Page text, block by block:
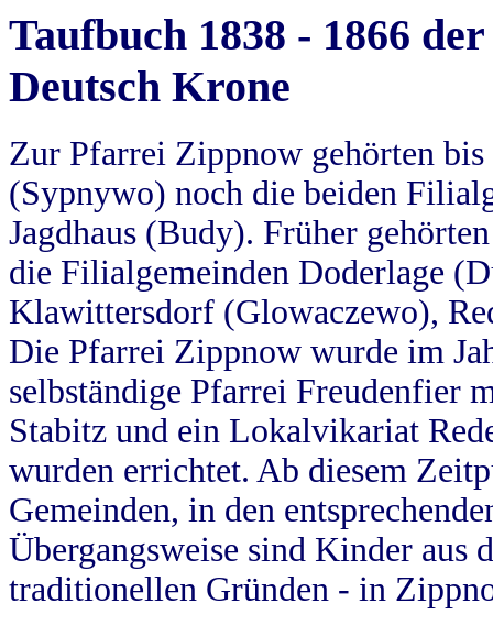
Taufbuch 1838 - 1866
Deutsch Krone
Zur Pfarrei Zippnow gehörten
(Sypnywo) noch die beiden
Jagdhaus (Budy). Früher
die Filialgemeinden Doderlage
Klawittersdorf (Glowaczewo),
Die Pfarrei Zippnow wurde im
selbständige Pfarrei Freudenfier
Stabitz und ein Lokalvikariat
wurden errichtet. Ab diesem
Gemeinden, in den
Übergangsweise sind Kinder aus
traditionellen Gründen - in